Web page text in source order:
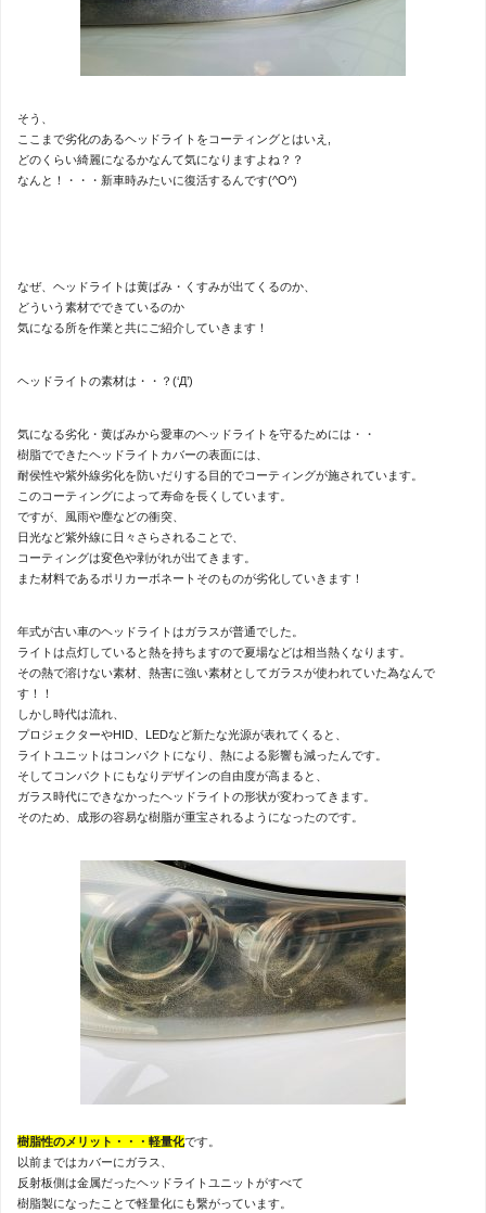
そう、
ここまで劣化のあるヘッドライトをコーティングとはいえ,
どのくらい綺麗になるかなんて気になりますよね？？
なんと！・・・新車時みたいに復活するんです(^O^)
なぜ、ヘッドライトは黄ばみ・くすみが出てくるのか、
どういう素材でできているのか
気になる所を作業と共にご紹介していきます！
ヘッドライトの素材は・・？(‘Д’)
気になる劣化・黄ばみから愛車のヘッドライトを守るためには・・
樹脂でできたヘッドライトカバーの表面には、
耐侯性や紫外線劣化を防いだりする目的でコーティングが施されています。
このコーティングによって寿命を長くしています。
ですが、風雨や塵などの衝突、
日光など紫外線に日々さらされることで、
コーティングは変色や剥がれが出てきます。
また材料であるポリカーボネートそのものが劣化していきます！
年式が古い車のヘッドライトはガラスが普通でした。
ライトは点灯していると熱を持ちますので夏場などは相当熱くなります。
その熱で溶けない素材、熱害に強い素材としてガラスが使われていた為なんで
す！！
しかし時代は流れ、
プロジェクターやHID、LEDなど新たな光源が表れてくると、
ライトユニットはコンパクトになり、熱による影響も減ったんです。
そしてコンパクトにもなりデザインの自由度が高まると、
ガラス時代にできなかったヘッドライトの形状が変わってきます。
そのため、成形の容易な樹脂が重宝されるようになったのです。
樹脂性のメリット・・・軽量化です。
以前まではカバーにガラス、
反射板側は金属だったヘッドライトユニットがすべて
樹脂製になったことで軽量化にも繋がっています。